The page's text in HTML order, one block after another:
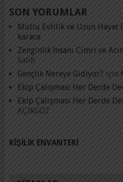
SON YORUMLAR
Mutlu Evlilik ve Uzun Hayat
karaca
Zenginlik İnsanı Cimri ve
Salih
Gençlik Nereye Gidiyor? için
Ekip Çalışması Her Derde
Ekip Çalışması Her Derde
AÇIKGÖZ
KIŞILIK ENVANTERI